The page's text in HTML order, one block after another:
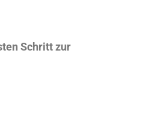
Schritt zur